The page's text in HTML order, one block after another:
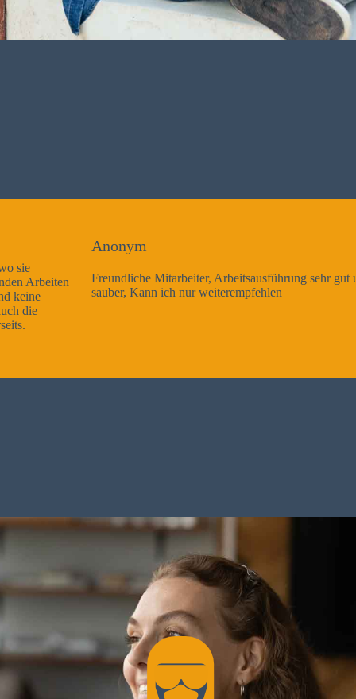
Freundliche Mitarbeiter, Arbeitsausführung sehr gut und sehr
sauber, Kann ich nur weiterempfehlen